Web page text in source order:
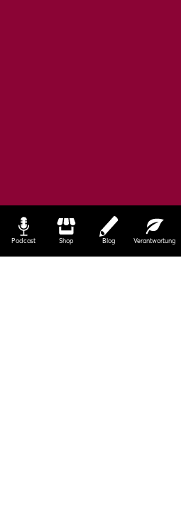
Podcast Shop Blog Verantwortung